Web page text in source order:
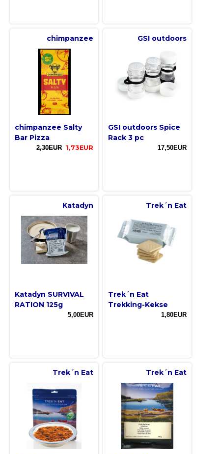
chimpanzee
chimpanzee Salty
Bar Pizza
2,30EUR 1,73EUR
GSI outdoors
GSI outdoors Spice
Rack 3 pc
17,50EUR
Katadyn
Katadyn SURVIVAL
RATION 125g
5,00EUR
Trek´n Eat
Trek´n Eat
Trekking-Kekse
1,80EUR
Trek´n Eat Trek´n Eat